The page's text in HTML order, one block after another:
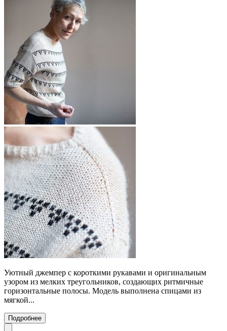
Уютный джемпер с короткими рукавами и оригинальным
узором из мелких треугольников, создающих ритмичные
горизонтальные полосы. Модель выполнена спицами из
мягкой...
Подробнее